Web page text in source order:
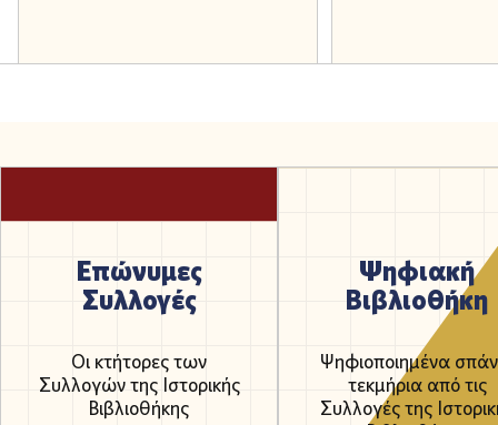
Επώνυμες
Συλλογές
Οι κτήτορες των
Συλλογών της Ιστορικής
Βιβλιοθήκης
Ψηφιακή
Βιβλιοθήκη
Ψηφιοποιημένα
τεκμήρια από τις
Συλλογές της